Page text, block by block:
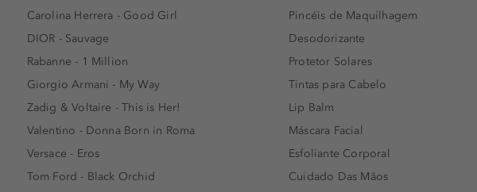
Carolina Herrera - Good Girl
DIOR - Sauvage
Rabanne - 1 Million
Giorgio Armani - My Way
Zadig & Voltaire - This is Her!
Valentino - Donna Born in Roma
Versace - Eros
Tom Ford - Black Orchid
Pincéis de Maquilhagem
Desodorizante
Protetor Solares
Tintas para Cabelo
Lip Balm
Máscara Facial
Esfoliante Corporal
Cuidado Das Mãos